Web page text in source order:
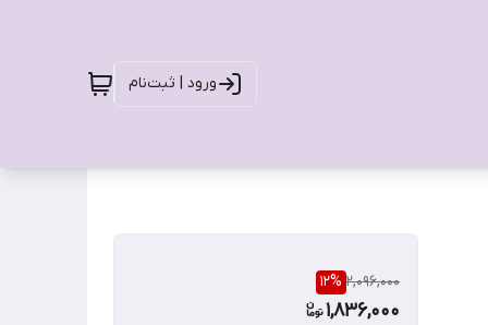
ورود | ثبت‌نام
2,096,000
12%
1,836,000